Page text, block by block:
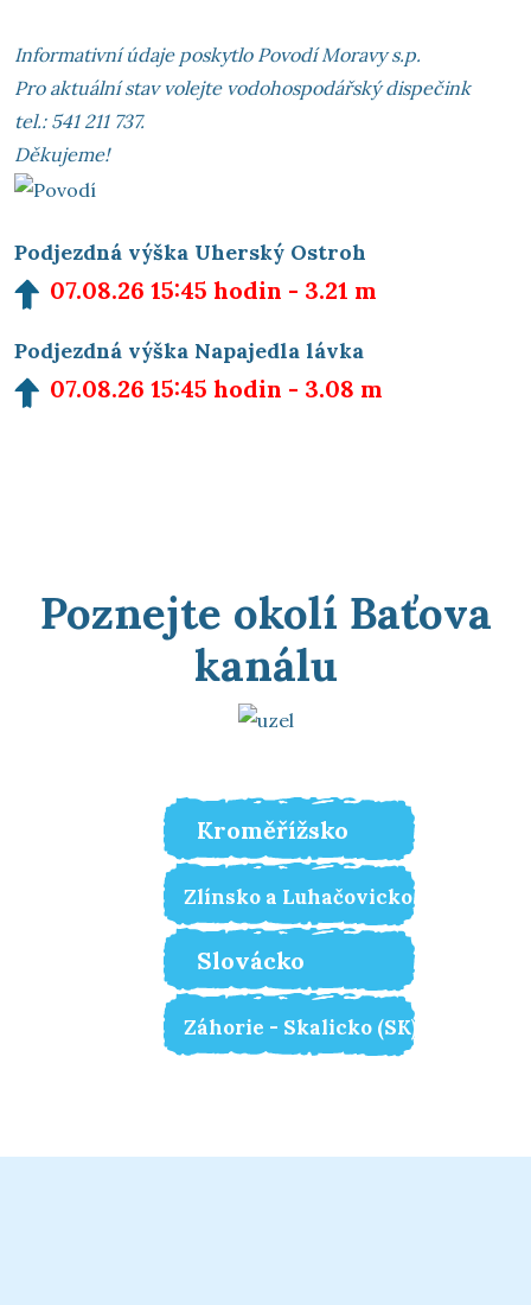
Informativní údaje poskytlo Povodí Moravy s.p.
Pro aktuální stav volejte vodohospodářský dispečink
tel.: 541 211 737.
Děkujeme!
Podjezdná výška Uherský Ostroh
07.08.26 15:45 hodin - 3.21 m
Podjezdná výška Napajedla lávka
07.08.26 15:45 hodin - 3.08 m
Poznejte okolí Baťova
kanálu
Kroměřížsko
Zlínsko a Luhačovicko
Slovácko
Záhorie - Skalicko (SK)